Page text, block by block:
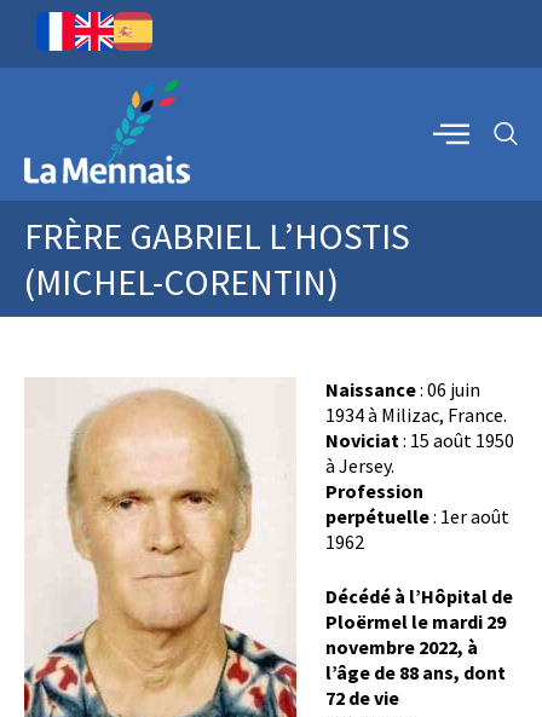
FRÈRE GABRIEL L’HOSTIS
(MICHEL-CORENTIN)
Naissance: 06 juin
1934 à Milizac, France.
Noviciat: 15 août 1950
à Jersey.
Profession
perpétuelle: 1er août
1962
Décédé à l’Hôpital de
Ploërmel le mardi 29
novembre 2022, à
l’âge de 88 ans, dont
72 de vie